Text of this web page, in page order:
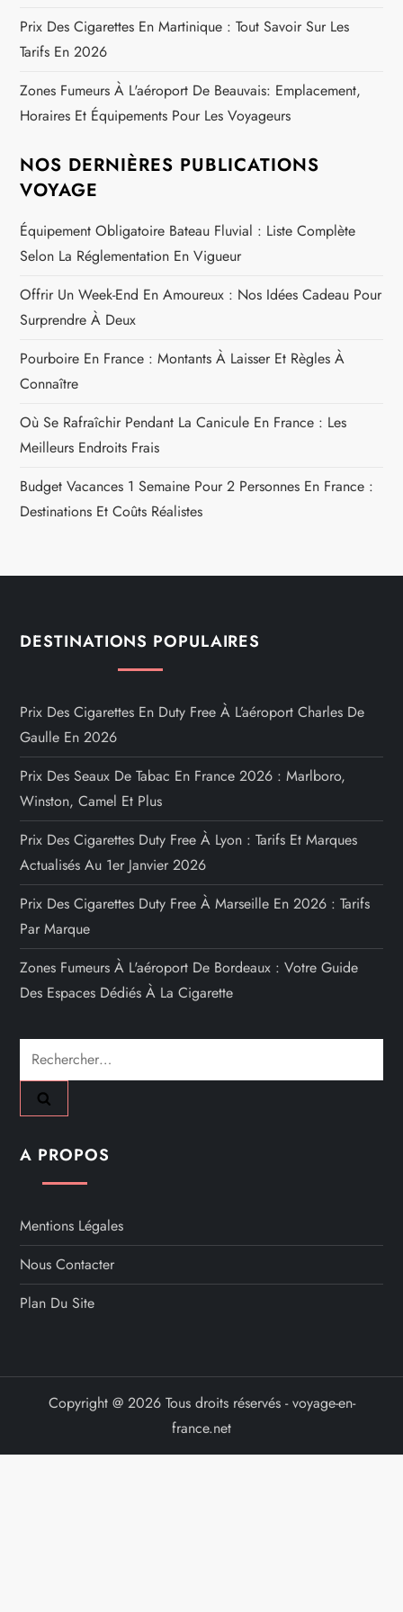
Prix Des Cigarettes En Martinique : Tout Savoir Sur Les
Tarifs En 2026
Zones Fumeurs À L'aéroport De Beauvais: Emplacement,
Horaires Et Équipements Pour Les Voyageurs
NOS DERNIÈRES PUBLICATIONS
VOYAGE
Équipement Obligatoire Bateau Fluvial : Liste Complète
Selon La Réglementation En Vigueur
Offrir Un Week-End En Amoureux : Nos Idées Cadeau Pour
Surprendre À Deux
Pourboire En France : Montants À Laisser Et Règles À
Connaître
Où Se Rafraîchir Pendant La Canicule En France : Les
Meilleurs Endroits Frais
Budget Vacances 1 Semaine Pour 2 Personnes En France :
Destinations Et Coûts Réalistes
DESTINATIONS POPULAIRES
Prix Des Cigarettes En Duty Free À L’aéroport Charles De
Gaulle En 2026
Prix Des Seaux De Tabac En France 2026 : Marlboro,
Winston, Camel Et Plus
Prix Des Cigarettes Duty Free À Lyon : Tarifs Et Marques
Actualisés Au 1er Janvier 2026
Prix Des Cigarettes Duty Free À Marseille En 2026 : Tarifs
Par Marque
Zones Fumeurs À L'aéroport De Bordeaux : Votre Guide
Des Espaces Dédiés À La Cigarette
Rechercher :
A PROPOS
Mentions Légales
Nous Contacter
Plan Du Site
Copyright @ 2026 Tous droits réservés - voyage-en-
france.net